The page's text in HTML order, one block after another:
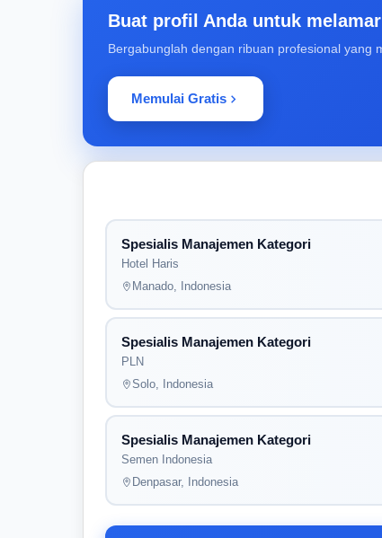
Buat profil Anda untuk
Bergabunglah dengan ribuan profesional yang
Memulai Gratis
Spesialis Manajemen Kategori
Hotel Haris
Manado, Indonesia
Spesialis Manajemen Kategori
PLN
Solo, Indonesia
Spesialis Manajemen Kategori
Semen Indonesia
Denpasar, Indonesia